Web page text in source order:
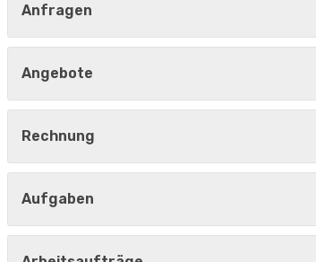
Anfragen
Angebote
Rechnung
Aufgaben